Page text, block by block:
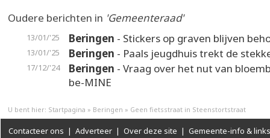
Oudere berichten in 'Gemeenteraad'
13/01/'25 Beringen - Stickers op graven blijven
13/01/'25 Beringen - Paals jeugdhuis trekt de
17/12/'24 Beringen - Vraag over het nut van
be-MINE
U bent hier: Startpagina » Beringen » Geen fietsstraat in Steenstortstraat
Contacteer ons | Adverteer | Over deze site | Gemeente-info & links